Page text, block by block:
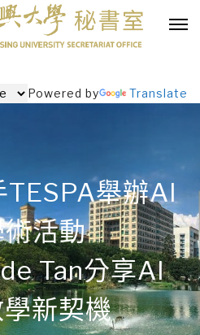
Powered by Translate
TESPA舉辦AI
活動
Tan分享AI
新契機